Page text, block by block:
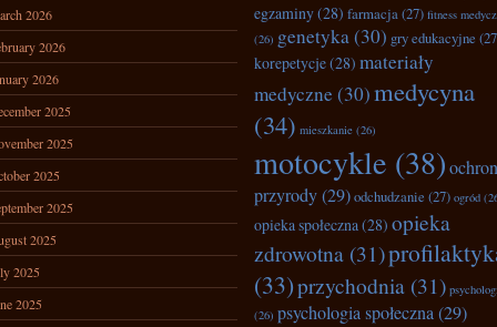
2026
2026
2026
2025
2025
2025
2025
2025
2025
2025
egzaminy(28) farmacja(27) fitness
(26) genetyka(30) gry edukacyjne
korepetycje(28) materiały
medyczne (30)medycyna
(34) mieszkanie (26)
motocykle (38)
przyrody(29)odchudzanie (27) ogród
opieka społeczna(28) opieka
zdrowotna (31)
(33)przychodnia (31)
(26) psychologia społeczna(29)